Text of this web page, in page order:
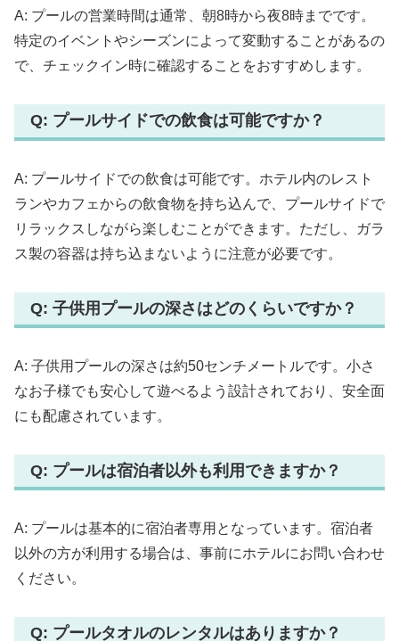
A: プールの営業時間は通常、朝8時から夜8時までです。
特定のイベントやシーズンによって変動することがあるの
で、チェックイン時に確認することをおすすめします。
Q: プールサイドでの飲食は可能ですか？
A: プールサイドでの飲食は可能です。ホテル内のレスト
ランやカフェからの飲食物を持ち込んで、プールサイドで
リラックスしながら楽しむことができます。ただし、ガラ
ス製の容器は持ち込まないように注意が必要です。
Q: 子供用プールの深さはどのくらいですか？
A: 子供用プールの深さは約50センチメートルです。小さ
なお子様でも安心して遊べるよう設計されており、安全面
にも配慮されています。
Q: プールは宿泊者以外も利用できますか？
A: プールは基本的に宿泊者専用となっています。宿泊者
以外の方が利用する場合は、事前にホテルにお問い合わせ
ください。
Q: プールタオルのレンタルはありますか？